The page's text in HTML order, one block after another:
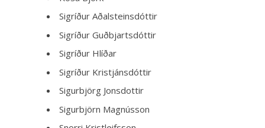
Sigríður Aðalsteinsdóttir
Sigríður Guðbjartsdóttir
Sigríður Hlíðar
Sigríður Kristjánsdóttir
Sigurbjörg Jonsdottir
Sigurbjörn Magnússon